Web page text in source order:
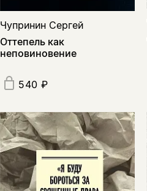
Чупринин Сергей
Оттепель как
неповиновение
540 ₽